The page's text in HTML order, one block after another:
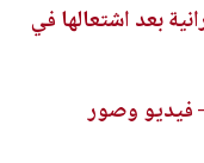
بعد اشتعالها في
فيديو وصور